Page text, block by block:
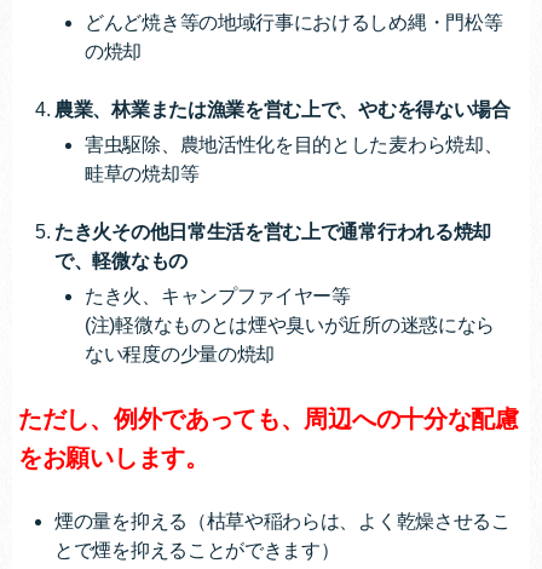
どんど焼き等の地域行事におけるしめ縄・門松等
の焼却
農業、林業または漁業を営む上で、やむを得ない場合
害虫駆除、農地活性化を目的とした麦わら焼却、
畦草の焼却等
たき火その他日常生活を営む上で通常行われる焼却
で、軽微なもの
たき火、キャンプファイヤー等
(注)軽微なものとは煙や臭いが近所の迷惑になら
ない程度の少量の焼却
ただし、例外であっても、周辺への十分な配慮
をお願いします。
煙の量を抑える（枯草や稲わらは、よく乾燥させるこ
とで煙を抑えることができます）